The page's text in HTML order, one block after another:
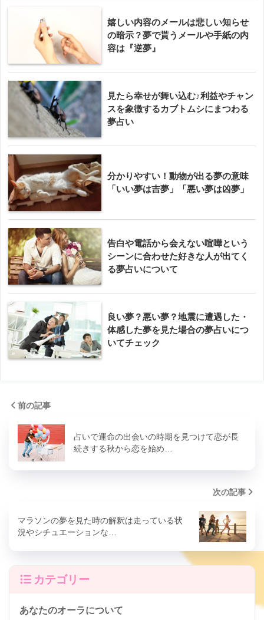
嬉しい内容のメールは悲しい知らせ
の暗示？夢で貰うメールや手紙の内
容は『逆夢』
見たら幸せが舞い込む♪利益やチャン
スを象徴するカブトムシにまつわる
夢占い
分かりやすい！動物が出る夢の意味
「いい夢は吉夢」「悪い夢は凶夢」
告白や電話から会えない喧嘩という
シーンに合わせた好きな人が出てく
る夢占いについて
良い夢？悪い夢？地震に遭遇した・
体感した夢を見た場合の夢占いにつ
いてチェック
前の記事
占いで運命の出会いの時期を見つけて恋が長
続きする秋から恋を始め…
次の記事
マラソンの夢を見た時の解釈は走っている状
況やシチュエーションな…
カテゴリー
あなたのオーラについて